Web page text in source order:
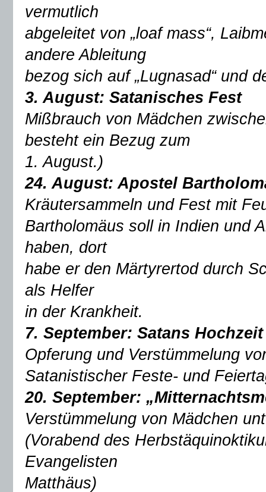
vermutlich
abgeleitet von „loaf mass“,
andere Ableitung
bezog sich auf „Lugnasad“ und
3. August: Satanisches Fest
Mißbrauch von Mädchen
besteht ein Bezug zum
1. August.)
24. August: Apostel
Kräutersammeln und Fest mit
Bartholomäus soll in Indien und
haben, dort
habe er den Märtyrertod durch
als Helfer
in der Krankheit.
7. September: Satans Hochzeit
Opferung und Verstümmelung
Satanistischer Feste- und
20. September:
Verstümmelung von Mädchen
(Vorabend des
Evangelisten
Matthäus)